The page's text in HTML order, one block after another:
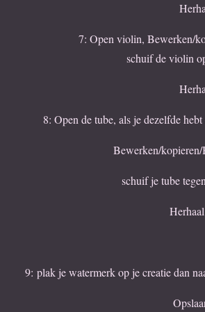
7: Open violin, Bewerken/
schuif de violin
8: Open de tube, als je dezelfde
Bewerken/
schuif je tube
9: plak je watermerk op je creatie dan